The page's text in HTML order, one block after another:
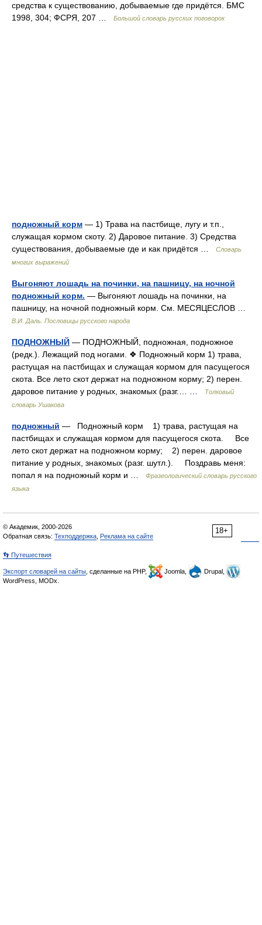
средства к существованию, добываемые где придётся. БМС
1998, 304; ФСРЯ, 207 …
Большой словарь русских поговорок
подножный корм — 1) Трава на пастбище, лугу и т.п.,
служащая кормом скоту. 2) Даровое питание. 3) Средства
существования, добываемые где и как придётся …
Словарь
многих выражений
Выгоняют лошадь на починки, на пашницу, на ночной
подножный корм. — Выгоняют лошадь на починки, на
пашницу, на ночной подножный корм. См. МЕСЯЦЕСЛОВ …
В.И. Даль. Пословицы русского народа
ПОДНОЖНЫЙ — ПОДНОЖНЫЙ, подножная, подножное
(редк.). Лежащий под ногами. ❖ Подножный корм 1) трава,
растущая на пастбищах и служащая кормом для пасущегося
скота. Все лето скот держат на подножном корму; 2) перен.
даровое питание у родных, знакомых (разг.… …
Толковый
словарь Ушакова
подножный — Подножный корм 1) трава, растущая на
пастбищах и служащая кормом для пасущегося скота. Все
лето скот держат на подножном корму; 2) перен. даровое
питание у родных, знакомых (разг. шутл.). Поздравь меня:
попал я на подножный корм и …
Фразеологический словарь русского
языка
18+
© Академик, 2000-2026
Обратная связь: Техподдержка Реклама на сайте
👣 Путешествия
Экспорт словарей на сайты , сделанные на PHP, Joomla,
Drupal,
WordPress, MODx.